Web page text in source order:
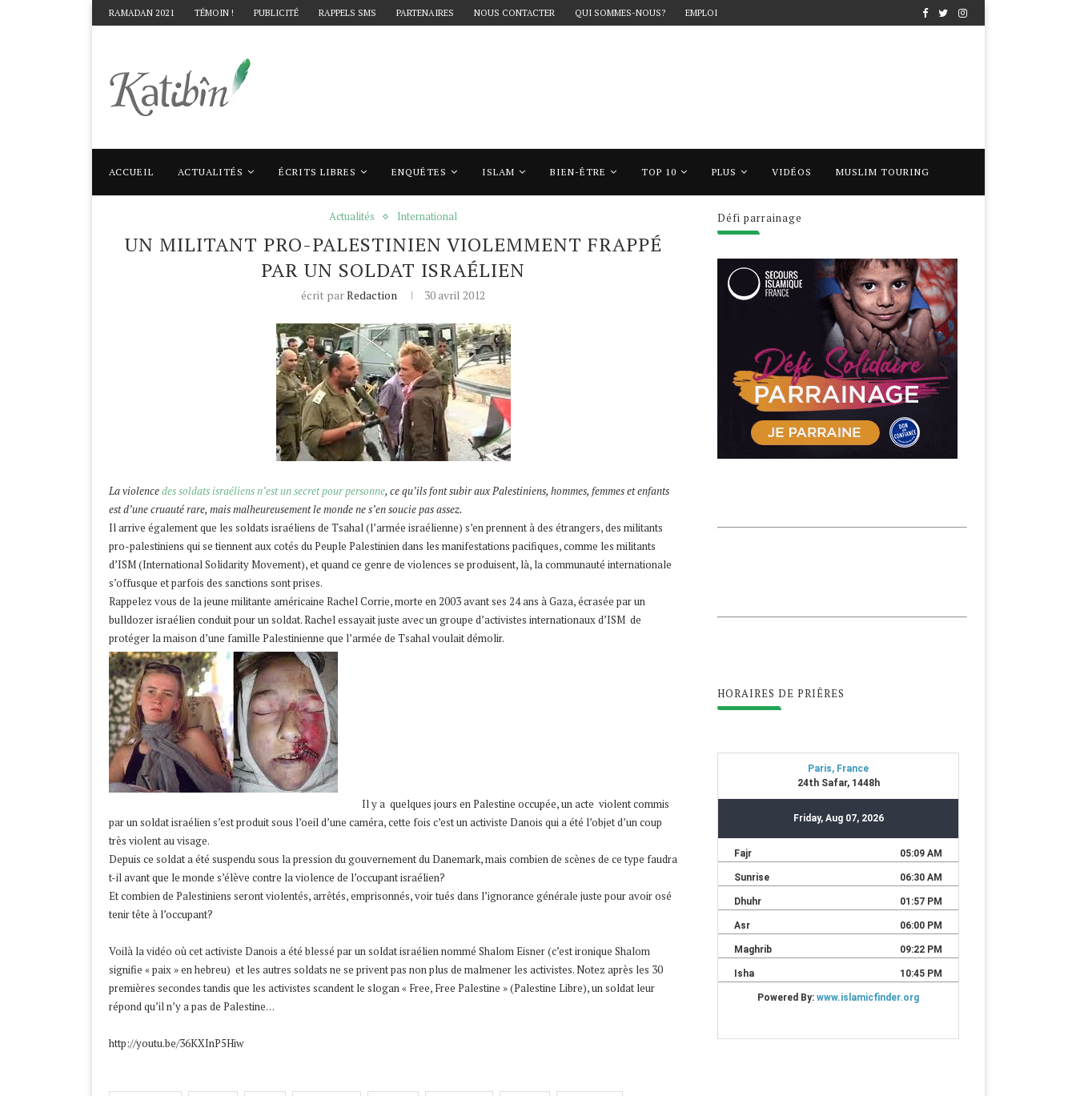
RAMADAN 2021 TÉMOIN ! PUBLICITÉ RAPPELS SMS PARTENAIRES NOUS CONTACTER QUI SOMMES-NOUS? EMPLOI
ACCUEIL ACTUALITÉS ÉCRITS LIBRES ENQUÊTES ISLAM BIEN-ÊTRE TOP 10 PLUS VIDÉOS MUSLIM TOURING
Accueil Actualités Un militant pro-palestinien violemment frappé par un soldat israélien
Actualités International
UN MILITANT PRO-PALESTINIEN VIOLEMMENT FRAPPÉ
PAR UN SOLDAT ISRAÉLIEN
écrit parRedaction 30 avril 2012
La violencedes soldats israéliens n’est un secret pour personne, ce qu’ils font subir aux Palestiniens, hommes, femmes et enfants
est d’une cruauté rare, mais malheureusement le monde ne s’en soucie pas assez.
Il arrive également que les soldats israéliens de Tsahal (l’armée israélienne) s’en prennent à des étrangers, des militants
pro-palestiniens qui se tiennent aux cotés du Peuple Palestinien dans les manifestations pacifiques, comme les militants
d’ISM (International Solidarity Movement), et quand ce genre de violences se produisent, là, la communauté internationale
s’offusque et parfois des sanctions sont prises.
Rappelez vous de la jeune militante américaine Rachel Corrie, morte en 2003 avant ses 24 ans à Gaza, écrasée par un
bulldozer israélien conduit pour un soldat. Rachel essayait juste avec un groupe d’activistes internationaux d’ISM de
protéger la maison d’une famille Palestinienne que l’armée de Tsahal voulait démolir.
Il y a quelques jours en Palestine occupée, un acte violent commis
par un soldat israélien s’est produit sous l’oeil d’une caméra, cette fois c’est un activiste Danois qui a été l’objet d’un coup
très violent au visage.
Depuis ce soldat a été suspendu sous la pression du gouvernement du Danemark, mais combien de scènes de ce type faudra
t-il avant que le monde s’élève contre la violence de l’occupant israélien?
Et combien de Palestiniens seront violentés, arrêtés, emprisonnés, voir tués dans l’ignorance générale juste pour avoir osé
tenir tête à l’occupant?
Voilà la vidéo où cet activiste Danois a été blessé par un soldat israélien nommé Shalom Eisner (c’est ironique Shalom
signifie « paix » en hebreu) et les autres soldats ne se privent pas non plus de malmener les activistes. Notez après les 30
premières secondes tandis que les activistes scandent le slogan « Free, Free Palestine » (Palestine Libre), un soldat leur
répond qu’il n’y a pas de Palestine…
http://youtu.be/36KXInP5Hiw
Défi parrainage
HORAIRES DE PRIÊRES